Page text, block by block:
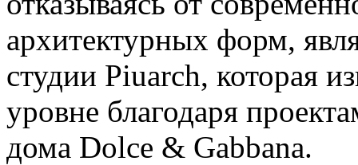
архитектурных форм,
студии Piuarch, которая
уровне благодаря
дома Dolce & Gabbana.